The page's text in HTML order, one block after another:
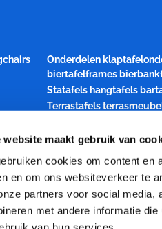
website maakt gebruik van
cookies om content en
en om ons websiteverkeer te
partners voor social media,
met andere informatie
Onderdelen
biertafelframes
Statafels hangtafels
Terrastafels
Transportkarren
Spreekgestoel katheder
Toelevering
Transport opties